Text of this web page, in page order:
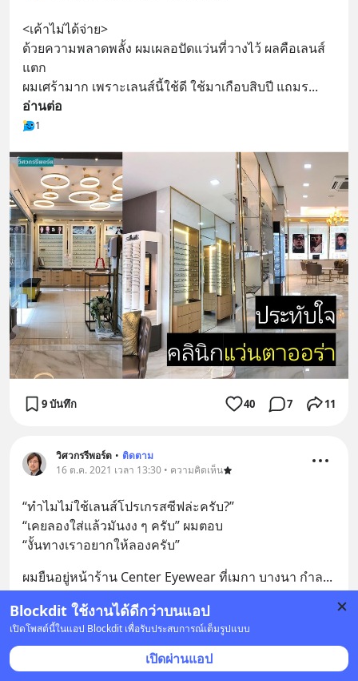
Blockdit ใช้งานได้ดีกว่าบนแอป
เปิดโพสต์นี้ในแอป Blockdit เพื่อรับประสบการณ์เต็มรูปแบบ
เปิดผ่านแอป
<เค้าไม่ได้จ่าย>
ด้วยความพลาดพลั้ง ผมเผลอปัดแว่นที่วางไว้ ผลคือเลนส์
แตก
ผมเศร้ามาก เพราะเลนส์นี้ใช้ดี ใช้มาเกือบสิบปี แถมร
อ่านต่อ
1
9 บันทึก 40 7 11
วิศวกรรีพอร์ต • ติดตาม
16 ต.ค. 2021 เวลา 13:30 • ความคิดเห็น
“ทำไมไม่ใช้เลนส์โปรเกรสซีฟล่ะครับ?”
“เคยลองใส่แล้วมันงง ๆ ครับ” ผมตอบ
“งั้นทางเราอยากให้ลองครับ”
ผมยืนอยู่หน้าร้าน Center Eyewear ที่เมกา บางนา กำล
อ่านต่อ
1